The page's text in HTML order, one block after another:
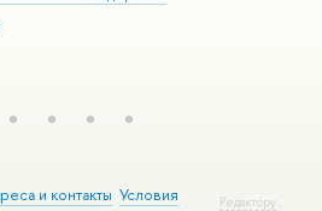
Редактору
и контакты Условия